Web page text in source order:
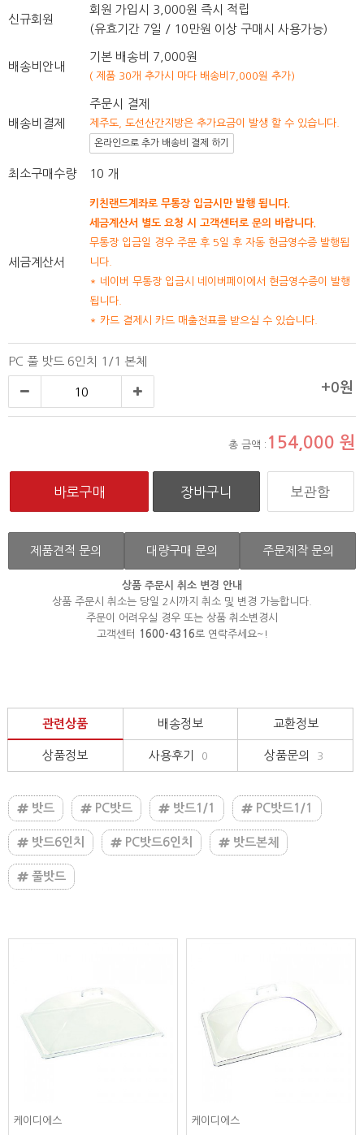
신규회원
회원 가입시 3,000원 즉시 적립
(유효기간 7일 / 10만원 이상 구매시 사용가능)
배송비안내
기본 배송비 7,000원
( 제품 30개 추가시 마다 배송비7,000원 추가)
배송비결제
주문시 결제
제주도, 도선산간지방은 추가요금이 발생 할 수 있습니다.
온라인으로 추가 배송비 결제 하기
최소구매수량 10 개
세금계산서
키친랜드계좌로 무통장 입금시만 발행 됩니다.
세금계산서 별도 요청 시 고객센터로 문의 바랍니다.
무통장 입금일 경우 주문 후 5일 후 자동 현금영수증 발행됩
니다.
* 네이버 무통장 입금시 네이버페이에서 현금영수증이 발행
됩니다.
* 카드 결제시 카드 매출전표를 받으실 수 있습니다.
PC 풀 밧드 6인치 1/1 본체
+0원
총 금액 : 154,000 원
보관함
제품견적 문의 대량구매 문의 주문제작 문의
상품 주문시 취소 변경 안내
상품 주문시 취소는 당일 2시까지 취소 및 변경 가능합니다.
주문이 어려우실 경우 또는 상품 취소변경시
고객센터
1600-4316로 연락주세요~!
관련상품 배송정보 교환정보
상품정보 사용후기 0 상품문의 3
밧드 PC밧드 밧드1/1 PC밧드1/1
밧드6인치 PC밧드6인치 밧드본체
풀밧드
케이디에스 케이디에스